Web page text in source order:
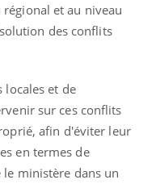
et au niveau
des conflits
locales et de
sur ces conflits
afin d'éviter leur
en termes de
le ministère dans un